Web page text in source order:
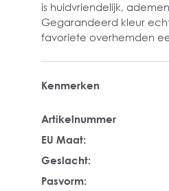
is huidvriendelijk,
Gegarandeerd kleur
favoriete overhemden
Kenmerken
Artikelnummer
EU Maat:
Geslacht:
Pasvorm: